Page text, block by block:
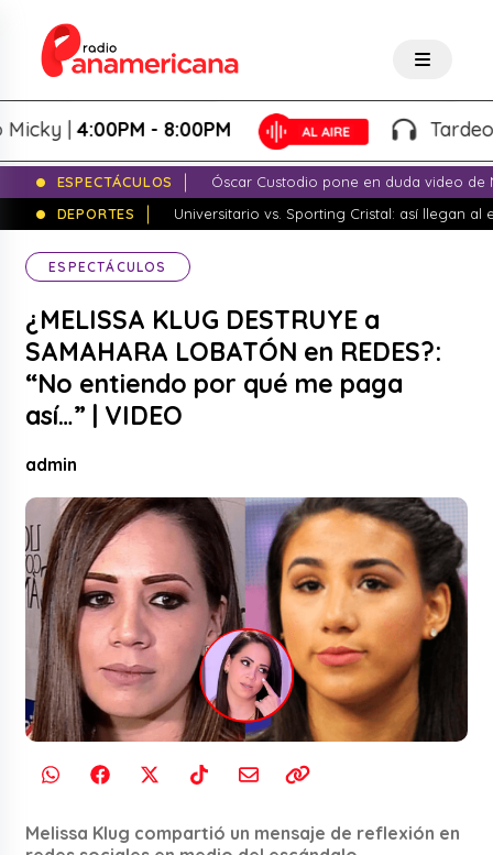
|4:00PM - 8:00PM Tardeo
ESPECTÁCULOS
Óscar Custodio pone en duda video de
DEPORTES
Universitario vs. Sporting Cristal: así llegan al
ESPECTÁCULOS
¿MELISSA KLUG DESTRUYE a
SAMAHARA LOBATÓN en REDES?:
“No entiendo por qué me paga
así…” | VIDEO
admin
Melissa Klug compartió un mensaje de reflexión en